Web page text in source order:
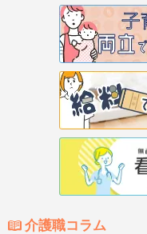
介護職コラム